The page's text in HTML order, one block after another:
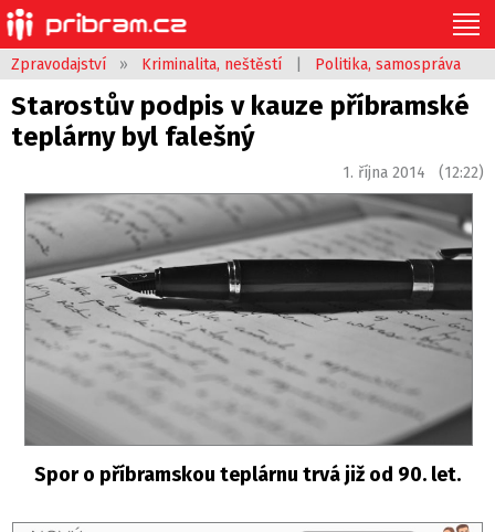
Zpravodajství » Kriminalita, neštěstí Politika, samospráva
Starostův podpis v kauze příbramské
teplárny byl falešný
1. října 2014 (12:22)
Spor o příbramskou teplárnu trvá již od 90. let.